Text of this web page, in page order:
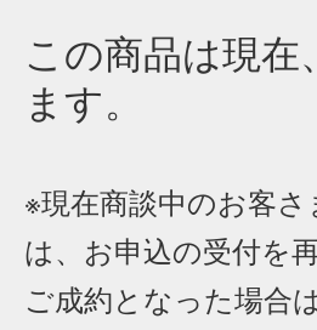
この商品は現
ます。
※現在商談中のお客
は、お申込の受付を
ご成約となった場合